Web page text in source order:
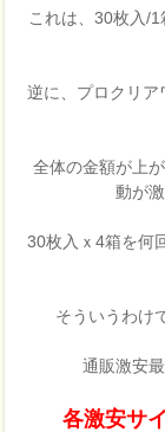
これは、30枚入/
逆に、プロクリア
全体の金額が上
動が
30枚入ｘ4箱を何
そういうわけ
通販激安
各激安サ